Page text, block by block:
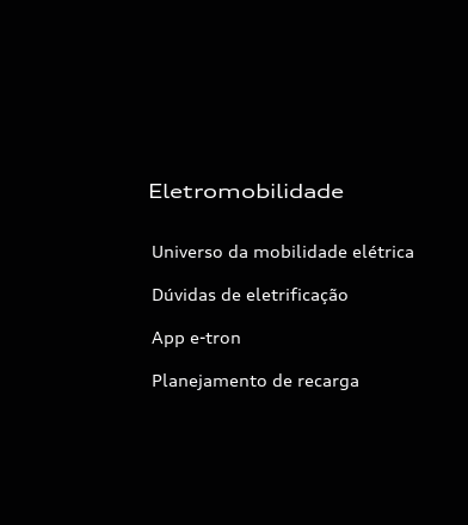
Eletromobilidade
Universo da mobilidade elétrica
Dúvidas de eletrificação
App e-tron
Planejamento de recarga